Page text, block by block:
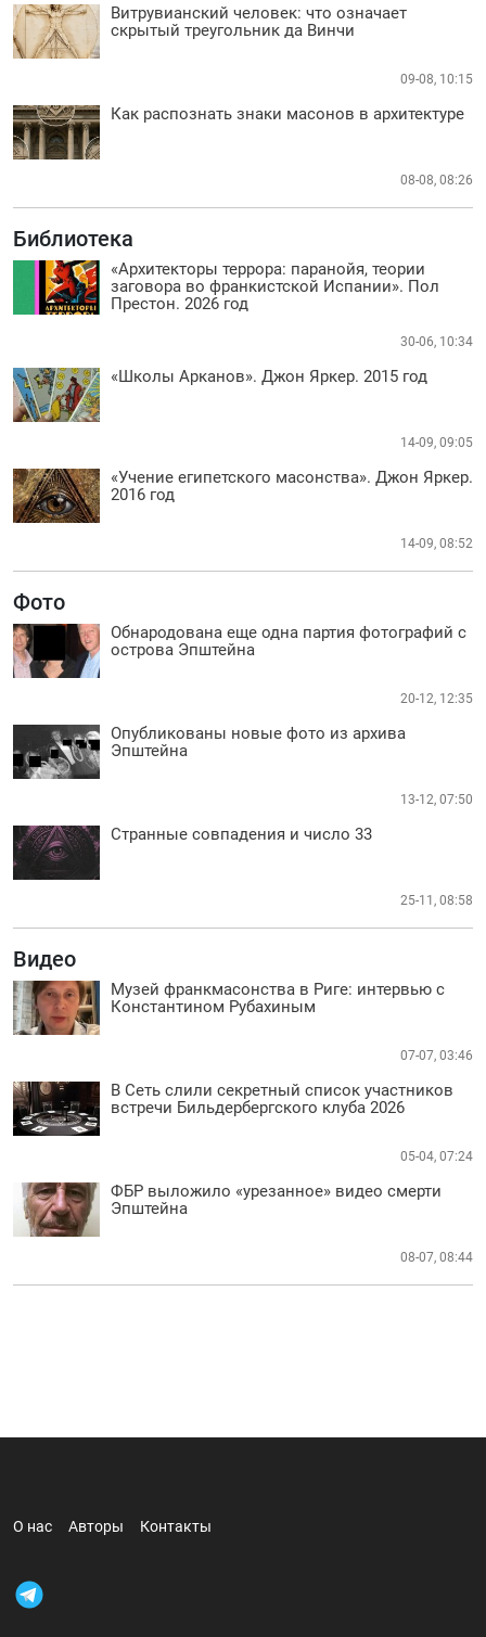
Витрувианский человек: что означает
скрытый треугольник да Винчи
09-08, 10:15
Как распознать знаки масонов в архитектуре
08-08, 08:26
Библиотека
«Архитекторы террора: паранойя, теории
заговора во франкистской Испании». Пол
Престон. 2026 год
30-06, 10:34
«Школы Арканов». Джон Яркер. 2015 год
14-09, 09:05
«Учение египетского масонства». Джон Яркер.
2016 год
14-09, 08:52
Фото
Обнародована еще одна партия фотографий с
острова Эпштейна
20-12, 12:35
Опубликованы новые фото из архива
Эпштейна
13-12, 07:50
Странные совпадения и число 33
25-11, 08:58
Видео
Музей франкмасонства в Риге: интервью с
Константином Рубахиным
07-07, 03:46
В Сеть слили секретный список участников
встречи Бильдербергского клуба 2026
05-04, 07:24
ФБР выложило «урезанное» видео смерти
Эпштейна
08-07, 08:44
О нас Авторы Контакты